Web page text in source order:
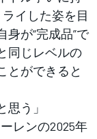
イした姿を目
が“完成品”で
同じレベルの
とができると
思う」
レンの2025年